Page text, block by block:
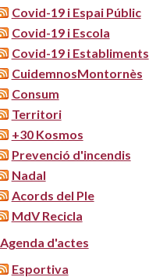
Covid-19 i Espai Públic
Covid-19 i Escola
Covid-19 i Establiments
CuidemnosMontornès
Consum
Territori
+30 Kosmos
Prevenció d'incendis
Nadal
Acords del Ple
MdV Recicla
Agenda d'actes
Esportiva